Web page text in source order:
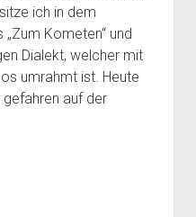
ich in dem
Kometen“ und
Dialekt, welcher mit
umrahmt ist. Heute
gefahren auf der